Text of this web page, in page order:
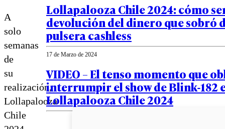
A
solo
semanas
de
su
realización,
Lollapalooza
Chile
Lollapalooza Chile 2024: cómo
devolución del dinero que sobró
pulsera cashless
17 de Marzo de 2024
VIDEO – El tenso momento que
interrumpir el show de Blink-182
Lollapalooza Chile 2024